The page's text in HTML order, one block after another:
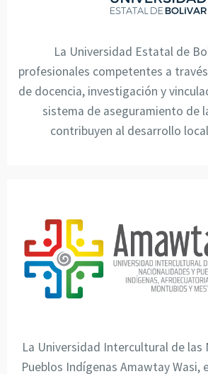
La Universidad Estatal de
profesionales competentes a
de docencia, investigación y
sistema de aseguramiento de
contribuyen al desarrollo
La Universidad Intercultural de las
Pueblos Indígenas Amawtay Wasi,